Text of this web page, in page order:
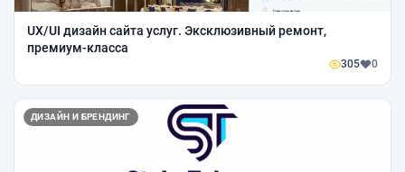
UX/UI дизайн сайта услуг. Эксклюзивный ремонт,
премиум-класса
305 0
ДИЗАЙН И БРЕНДИНГ